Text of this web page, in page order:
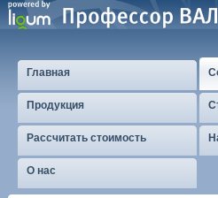
Главная
Продукция
Рассчитать стоимость
О нас